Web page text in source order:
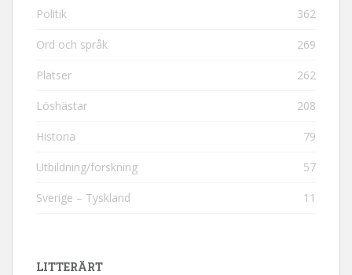
Politik 362
Ord och språk 269
Platser 262
Löshästar 208
Historia 79
Utbildning/forskning 57
Sverige – Tyskland 11
LITTERÄRT